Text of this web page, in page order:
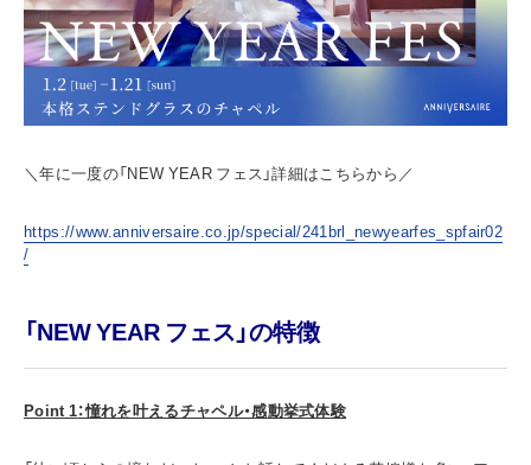
＼年に一度の「NEW YEAR フェス」詳細はこちらから／
https://www.anniversaire.co.jp/special/241brl_newyearfes_spfair02
/
「NEW YEAR フェス」の特徴
Point 1：憧れを叶えるチャペル・感動挙式体験